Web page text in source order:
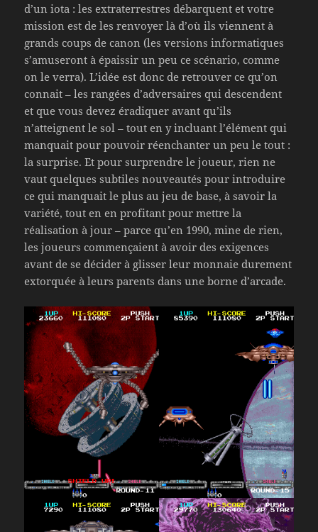
d’un iota : les extraterrestres débarquent et votre
mission est de les renvoyer là d’où ils viennent à
grands coups de canon (les versions informatiques
s’amuseront à épaissir un peu ce scénario, comme
on le verra). L’idée est donc de retrouver ce qu’on
connait – les rangées d’adversaires qui descendent
et que vous devez éradiquer avant qu’ils
n’atteignent le sol – tout en y incluant l’élément qui
manquait pour pouvoir réenchanter un peu le tout :
la surprise. Et pour surprendre le joueur, rien ne
vaut quelques subtiles nouveautés pour introduire
ce qui manquait le plus au jeu de base, à savoir la
variété, tout en en profitant pour mettre la
réalisation à jour – parce qu’en 1990, mine de rien,
les joueurs commençaient à avoir des exigences
avant de se décider à glisser leur monnaie durement
extorquée à leurs parents dans une borne d’arcade.